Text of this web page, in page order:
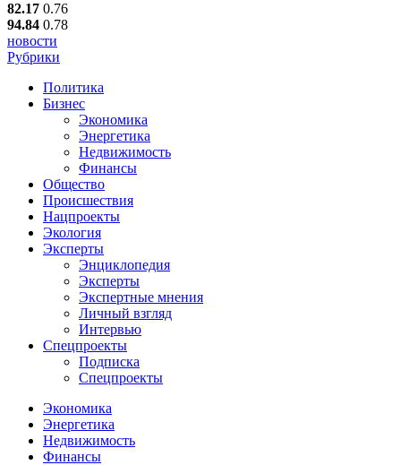
82.17 0.76
94.84 0.78
новости
Рубрики
Политика
Бизнес
Экономика
Энергетика
Недвижимость
Финансы
Общество
Происшествия
Нацпроекты
Экология
Эксперты
Энциклопедия
Эксперты
Экспертные мнения
Личный взгляд
Интервью
Спецпроекты
Подписка
Спецпроекты
Экономика
Энергетика
Недвижимость
Финансы